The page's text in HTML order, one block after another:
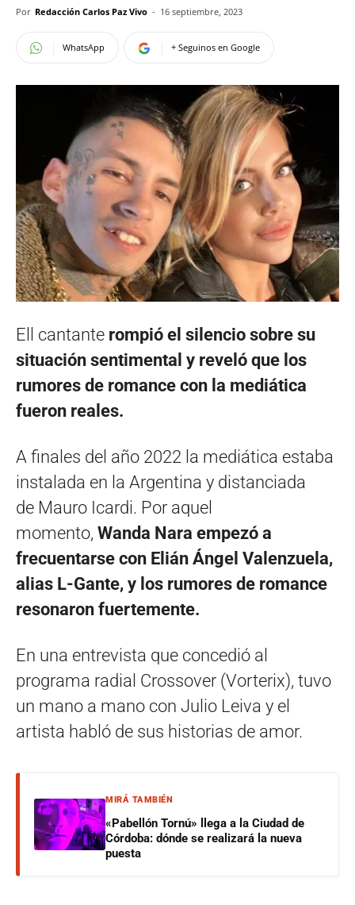
Por Redacción Carlos Paz Vivo - 16 septiembre, 2023
WhatsApp + Seguinos en Google
Ell cantante rompió el silencio sobre su
situación sentimental y reveló que los
rumores de romance con la mediática
fueron reales.
A finales del año 2022 la mediática estaba
instalada en la Argentina y distanciada
de Mauro Icardi. Por aquel
momento, Wanda Nara empezó a
frecuentarse con Elián Ángel Valenzuela,
alias L-Gante, y los rumores de romance
resonaron fuertemente.
En una entrevista que concedió al
programa radial Crossover (Vorterix), tuvo
un mano a mano con Julio Leiva y el
artista habló de sus historias de amor.
MIRÁ TAMBIÉN
«Pabellón Tornú» llega a la Ciudad de
Córdoba: dónde se realizará la nueva
puesta